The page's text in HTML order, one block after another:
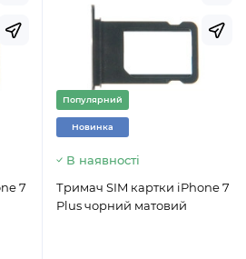
7
Популярний
Новинка
В наявності
Тримач SIM картки iPhone 7
Plus чорний матовий